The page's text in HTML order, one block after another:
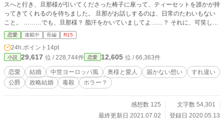
スへと行き、旦那様が引いてくださった椅子に座って、ティーセットを誰かが持
ってきてくれるのを待ちました。 旦那がお話しするのは、日常のたわいもない
こと。 ………でも、旦那様？ 脂汗をかいていましてよ……？ それに、可笑しな
表情をしていらっしゃるわ。 私は侍女がティーセットを運んできた時、なぜ旦
那様が可笑しな様子なのか、全てに気がつきました。 その侍女は、私が嫁入り
する際についてきてもらった侍女。 ーーー旦那様と恋仲だと、噂されている、
私の専属侍女。 旦那様はいつも菓子に手を付けませんので、大方私の好きな甘
い菓子に毒でも入ってあるのでしょう。 …………それほどまでに、この子に入
れ込んでいるのね。 馬鹿な旦那様。 でも、もう、いいわ……。 私は旦那様を愛
しているから、騙されてあげる。 そうして私は菓子を口に入れた。 R15は保険
恋愛 連載中 長編 R15
24h.ポイント 14pt
小説 29,617 位 / 228,744件 恋愛 12,605 位 / 66,363件
恋愛 結婚 中世ヨーロッパ風 奥様と愛人 届かない想い
すれ違い
公爵
政略結婚 毒殺 ホラー？
感想数 125
文字数 54,301
最終更新日 2021.07.02
登録日 2020.05.13